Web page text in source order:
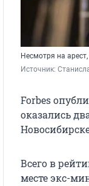
Несмотря на
Источник:
Forbes
оказались
Всего в
месте экс-